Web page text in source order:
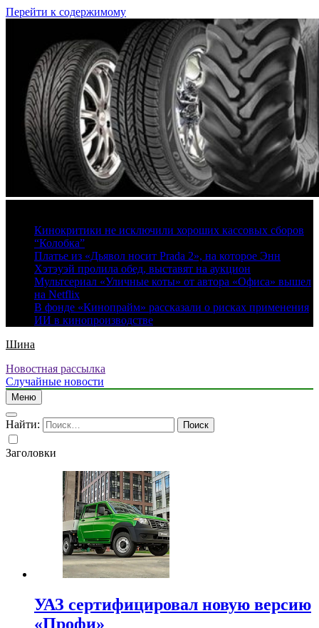
Перейти к содержимому
Кинокритики не исключили хороших кассовых сборов
“Колобка”
Платье из «Дьявол носит Prada 2», на которое Энн
Хэтэуэй пролила обед, выставят на аукцион
Мультсериал «Уличные коты» от автора «Офиса» вышел
на Netflix
В фонде «Кинопрайм» рассказали о рисках применения
ИИ в кинопроизводстве
Шина
Новостная рассылка
Случайные новости
Меню
Найти:
Заголовки
УАЗ сертифицировал новую версию
«Профи»